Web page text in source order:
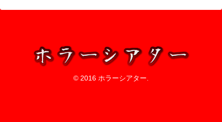
© 2016 ホラーシアター.